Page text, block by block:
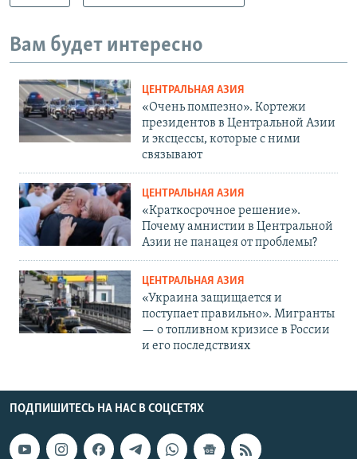
Вам будет интересно
ЦЕНТРАЛЬНАЯ АЗИЯ
«Очень помпезно». Кортежи
президентов в Центральной Азии
и эксцессы, которые с ними
связывают
ЦЕНТРАЛЬНАЯ АЗИЯ
«Краткосрочное решение».
Почему амнистии в Центральной
Азии не панацея от проблемы?
ЦЕНТРАЛЬНАЯ АЗИЯ
«Украина защищается и
поступает правильно». Мигранты
— о топливном кризисе в России
и его последствиях
ПОДПИШИТЕСЬ НА НАС В СОЦСЕТЯХ